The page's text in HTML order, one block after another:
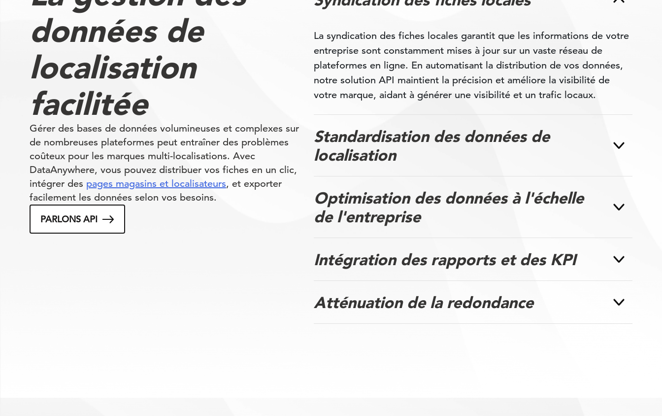
données de
localisation
facilitée
Gérer des bases de données volumineuses et complexes sur
de nombreuses plateformes peut entraîner des problèmes
coûteux pour les marques multi-localisations. Avec
DataAnywhere, vous pouvez distribuer vos fiches en un clic,
intégrer des pages magasins et localisateurs, et exporter
facilement les données selon vos besoins.
PARLONS API
La syndication des fiches locales garantit que les informations de votre
entreprise sont constamment mises à jour sur un vaste réseau de
plateformes en ligne. En automatisant la distribution de vos données,
notre solution API maintient la précision et améliore la visibilité de
votre marque, aidant à générer une visibilité et un trafic locaux.
Standardisation des données de
localisation
Optimisation des données à l'échelle
de l'entreprise
Intégration des rapports et des KPI
Atténuation de la redondance